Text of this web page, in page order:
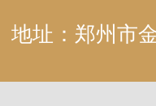
地址：郑州市